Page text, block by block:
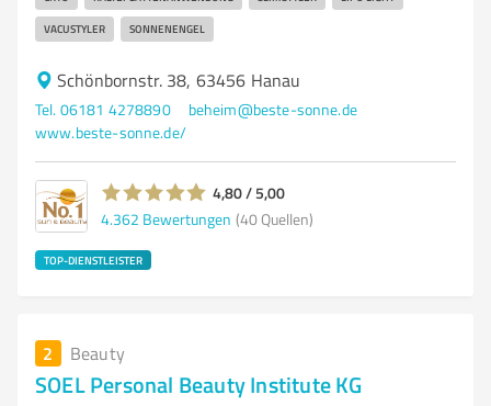
VACUSTYLER SONNENENGEL
Schönbornstr. 38, 63456 Hanau
Tel. 06181 4278890
beheim@beste-sonne.de
www.beste-sonne.de/
4,80 / 5,00
4.362 Bewertungen (40 Quellen)
TOP-DIENSTLEISTER
2 Beauty
SOEL Personal Beauty Institute KG